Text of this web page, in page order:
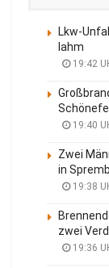
Lkw-
lahm
19:42
19:40
Zwei
in
19:38
zwei
19:36